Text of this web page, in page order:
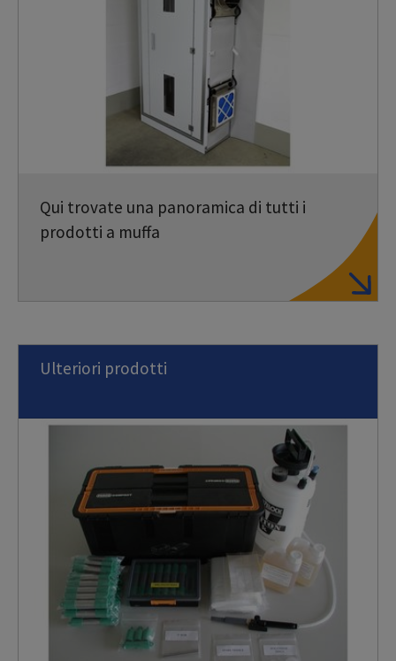
Qui trovate una panoramica di tutti i
prodotti a muffa
Ulteriori prodotti